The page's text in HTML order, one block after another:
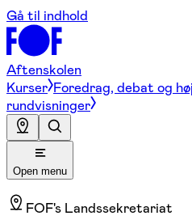
Gå til indhold
Aftenskolen
Kurser Foredrag, debat og
rundvisninger
Open menu
FOF's Landssekretariat